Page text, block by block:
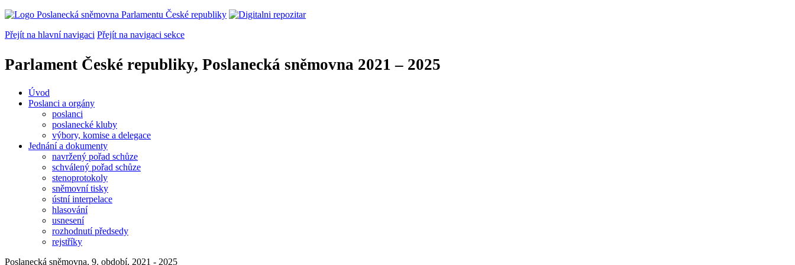
Přejít na hlavní navigaci Přejít na navigaci sekce
Parlament České republiky, Poslanecká sněmovna 2021 – 2025
Úvod
Poslanci a orgány
poslanci
poslanecké kluby
výbory, komise a delegace
Jednání a dokumenty
navržený pořad schůze
schválený pořad schůze
stenoprotokoly
sněmovní tisky
ústní interpelace
hlasování
usnesení
rozhodnutí předsedy
rejstříky
Poslanecká sněmovna, 9. období, 2021 - 2025